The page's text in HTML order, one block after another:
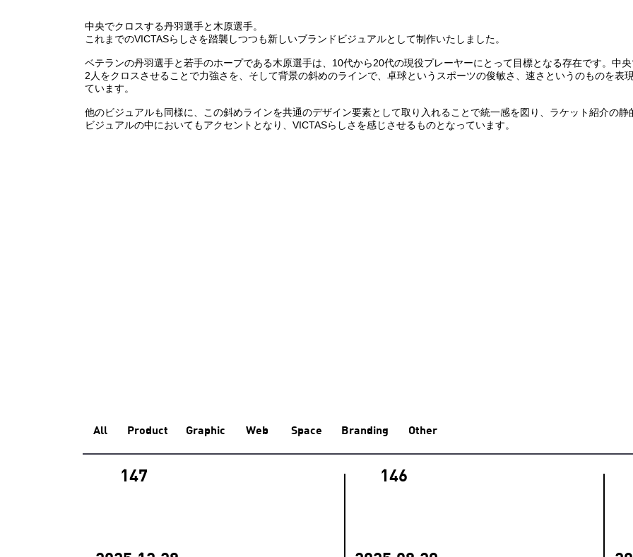
中央でクロスする丹羽選手と木原選手。
これまでのVICTASらしさを踏襲しつつも新しいブランドビジュアルとして制作いたしました。
ベテランの丹羽選手と若手のホープである木原選手は、10代から20代の現役プレーヤーにとって目標となる存在です。中
2人をクロスさせることで力強さを、そして背景の斜めのラインで、卓球というスポーツの俊敏さ、速さというのものを表
ています。
他のビジュアルも同様に、この斜めラインを共通のデザイン要素として取り入れることで統一感を図り、ラケット紹介の静
ビジュアルの中においてもアクセントとなり、VICTASらしさを感じさせるものとなっています。
All Product Graphic Web Space Branding Other
147 146